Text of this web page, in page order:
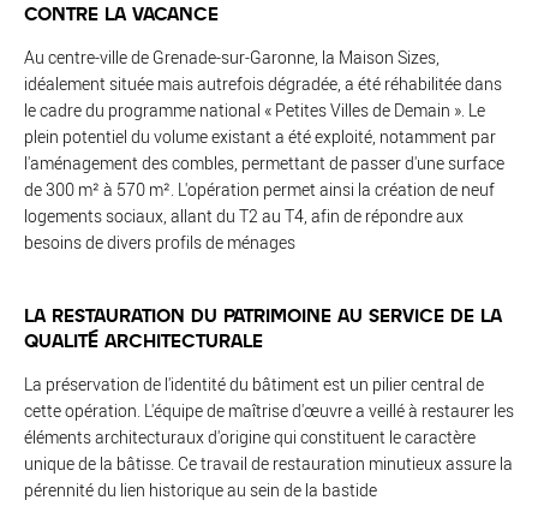
CONTRE LA VACANCE
Au centre-ville de Grenade-sur-Garonne, la Maison Sizes,
idéalement située mais autrefois dégradée, a été réhabilitée dans
le cadre du programme national « Petites Villes de Demain ». Le
plein potentiel du volume existant a été exploité, notamment par
l'aménagement des combles, permettant de passer d'une surface
de 300 m² à 570 m². L'opération permet ainsi la création de neuf
logements sociaux, allant du T2 au T4, afin de répondre aux
besoins de divers profils de ménages
LA RESTAURATION DU PATRIMOINE AU SERVICE DE LA
QUALITÉ ARCHITECTURALE
La préservation de l'identité du bâtiment est un pilier central de
cette opération. L'équipe de maîtrise d'œuvre a veillé à restaurer les
éléments architecturaux d'origine qui constituent le caractère
unique de la bâtisse. Ce travail de restauration minutieux assure la
pérennité du lien historique au sein de la bastide